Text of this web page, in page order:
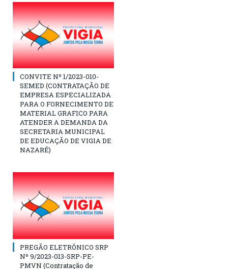
CONVITE Nº 1/2023-010-
SEMED (CONTRATAÇÃO DE
EMPRESA ESPECIALIZADA
PARA O FORNECIMENTO DE
MATERIAL GRAFICO PARA
ATENDER A DEMANDA DA
SECRETARIA MUNICIPAL
DE EDUCAÇÃO DE VIGIA DE
NAZARÉ)
PREGÃO ELETRÔNICO SRP
Nº 9/2023-013-SRP-PE-
PMVN (Contratação de